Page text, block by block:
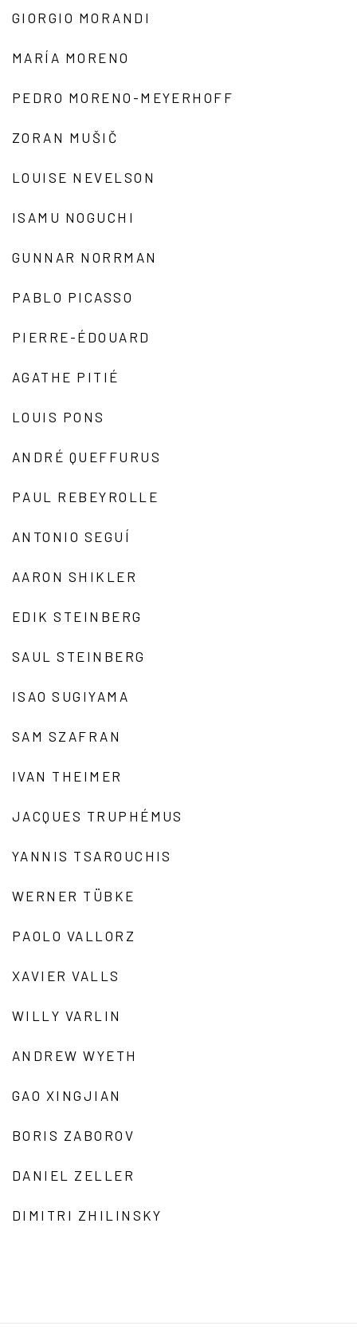
GIORGIO MORANDI
MARÍA MORENO
PEDRO MORENO-MEYERHOFF
ZORAN MUŠIČ
LOUISE NEVELSON
ISAMU NOGUCHI
GUNNAR NORRMAN
PABLO PICASSO
PIERRE-ÉDOUARD
AGATHE PITIÉ
LOUIS PONS
ANDRÉ QUEFFURUS
PAUL REBEYROLLE
ANTONIO SEGUÍ
AARON SHIKLER
EDIK STEINBERG
SAUL STEINBERG
ISAO SUGIYAMA
SAM SZAFRAN
IVAN THEIMER
JACQUES TRUPHÉMUS
YANNIS TSAROUCHIS
WERNER TÜBKE
PAOLO VALLORZ
XAVIER VALLS
WILLY VARLIN
ANDREW WYETH
GAO XINGJIAN
BORIS ZABOROV
DANIEL ZELLER
DIMITRI ZHILINSKY